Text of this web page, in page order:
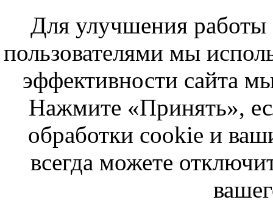
Для улучшения работы
пользователями мы
эффективности сайта
Нажмите «Принять»,
обработки cookie и
всегда можете